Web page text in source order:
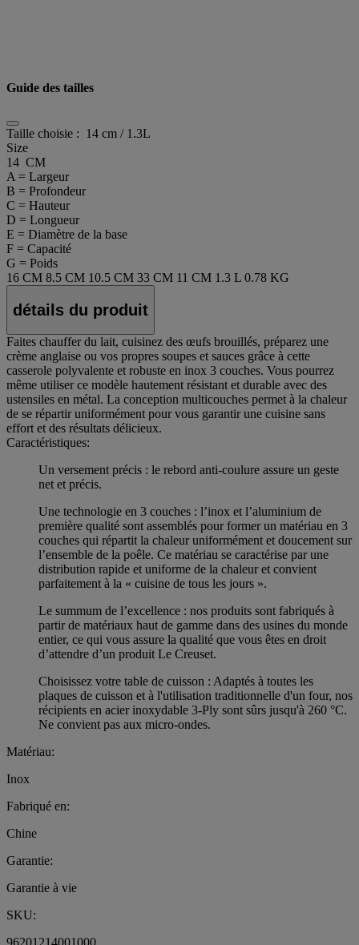
Guide des tailles
Taille choisie : 14 cm / 1.3L
Size
14 CM
A = Largeur
B = Profondeur
C = Hauteur
D = Longueur
E = Diamètre de la base
F = Capacité
G = Poids
16 CM 8.5 CM 10.5 CM 33 CM 11 CM 1.3 L 0.78 KG
détails du produit
Faites chauffer du lait, cuisinez des œufs brouillés, préparez une
crème anglaise ou vos propres soupes et sauces grâce à cette
casserole polyvalente et robuste en inox 3 couches. Vous pourrez
même utiliser ce modèle hautement résistant et durable avec des
ustensiles en métal. La conception multicouches permet à la chaleur
de se répartir uniformément pour vous garantir une cuisine sans
effort et des résultats délicieux.
Caractéristiques:
Un versement précis : le rebord anti-coulure assure un geste
net et précis.
Une technologie en 3 couches : l’inox et l’aluminium de
première qualité sont assemblés pour former un matériau en 3
couches qui répartit la chaleur uniformément et doucement sur
l’ensemble de la poêle. Ce matériau se caractérise par une
distribution rapide et uniforme de la chaleur et convient
parfaitement à la « cuisine de tous les jours ».
Le summum de l’excellence : nos produits sont fabriqués à
partir de matériaux haut de gamme dans des usines du monde
entier, ce qui vous assure la qualité que vous êtes en droit
d’attendre d’un produit Le Creuset.
Choisissez votre table de cuisson : Adaptés à toutes les
plaques de cuisson et à l'utilisation traditionnelle d'un four, nos
récipients en acier inoxydable 3-Ply sont sûrs jusqu'à 260 °C.
Ne convient pas aux micro-ondes.
Matériau:
Inox
Fabriqué en:
Chine
Garantie:
Garantie à vie
SKU: